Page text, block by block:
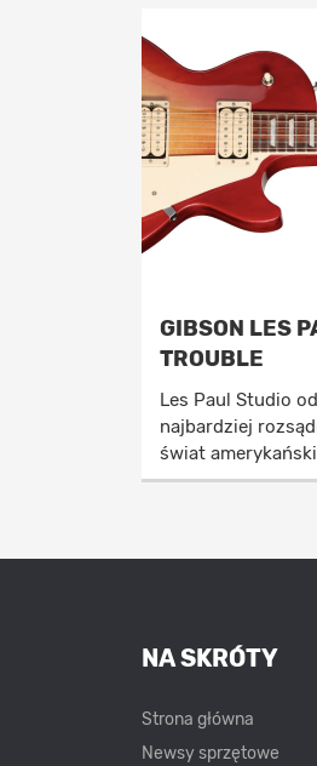
GIBSON LES
TROUBLE
Les Paul Studio
najbardziej
świat
NA SKRÓTY
Strona główna
Newsy sprzętowe